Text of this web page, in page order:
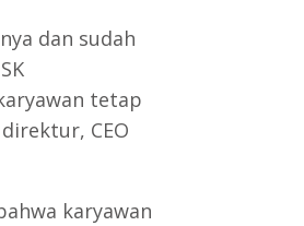
dan sudah
tetap
CEO
karyawan